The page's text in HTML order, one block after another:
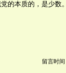
的本质的，是少数
留言时间